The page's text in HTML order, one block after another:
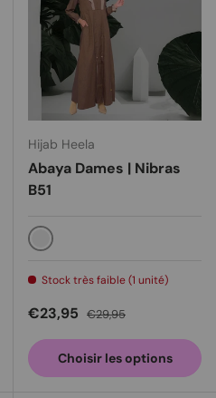
Hijab Heela
Abaya Dames | Nibras
B51
Canelle
Stock très faible (1 unité)
Prix soldé
€23,95 Prix habituel
€29,95
Choisir les options